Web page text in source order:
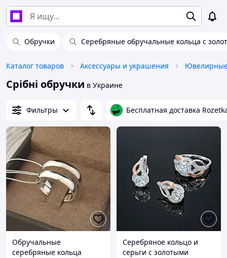
Обручки Серебряные обручальные кольца с
Каталог товаров Аксессуары и украшения
Срібні обручки в Украине
Фильтры Бесплатная доставка
Обручальные
серебряные кольца
Серебряное кольцо и
серьги с золотыми